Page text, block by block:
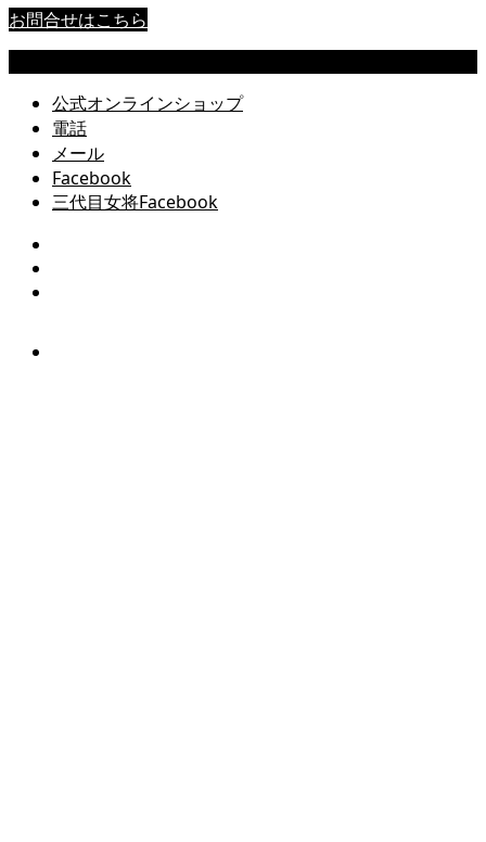
お問合せはこちら
公式オンラインショップ
電話
メール
Facebook
三代目女将Facebook